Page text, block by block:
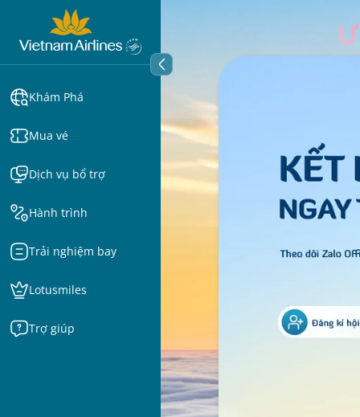
Khám Phá
Mua vé
Dịch vụ bổ trợ
Hành trình
Trải nghiệm bay
Lotusmiles
Trợ giúp